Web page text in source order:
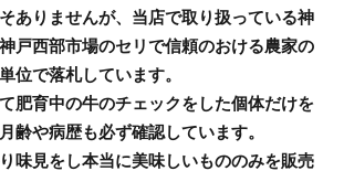
ありませんが、当店で取り扱っている神
戸西部市場のセリで信頼のおける農家の
位で落札しています。
肥育中の牛のチェックをした個体だけを
齢や病歴も必ず確認しています。
味見をし本当に美味しいもののみを販売